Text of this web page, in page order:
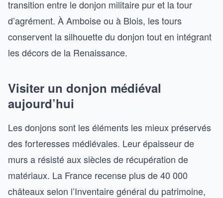
transition entre le donjon militaire pur et la tour
d’agrément. À Amboise ou à Blois, les tours
conservent la silhouette du donjon tout en intégrant
les décors de la Renaissance.
Visiter un donjon médiéval
aujourd’hui
Les donjons sont les éléments les mieux préservés
des forteresses médiévales. Leur épaisseur de
murs a résisté aux siècles de récupération de
matériaux. La France recense plus de 40 000
châteaux selon l’Inventaire général du patrimoine,